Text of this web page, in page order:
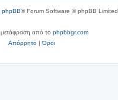
phpBB® Forum Software © phpBB Limited
μετάφραση από το phpbbgr.com
Απόρρητο|Όροι